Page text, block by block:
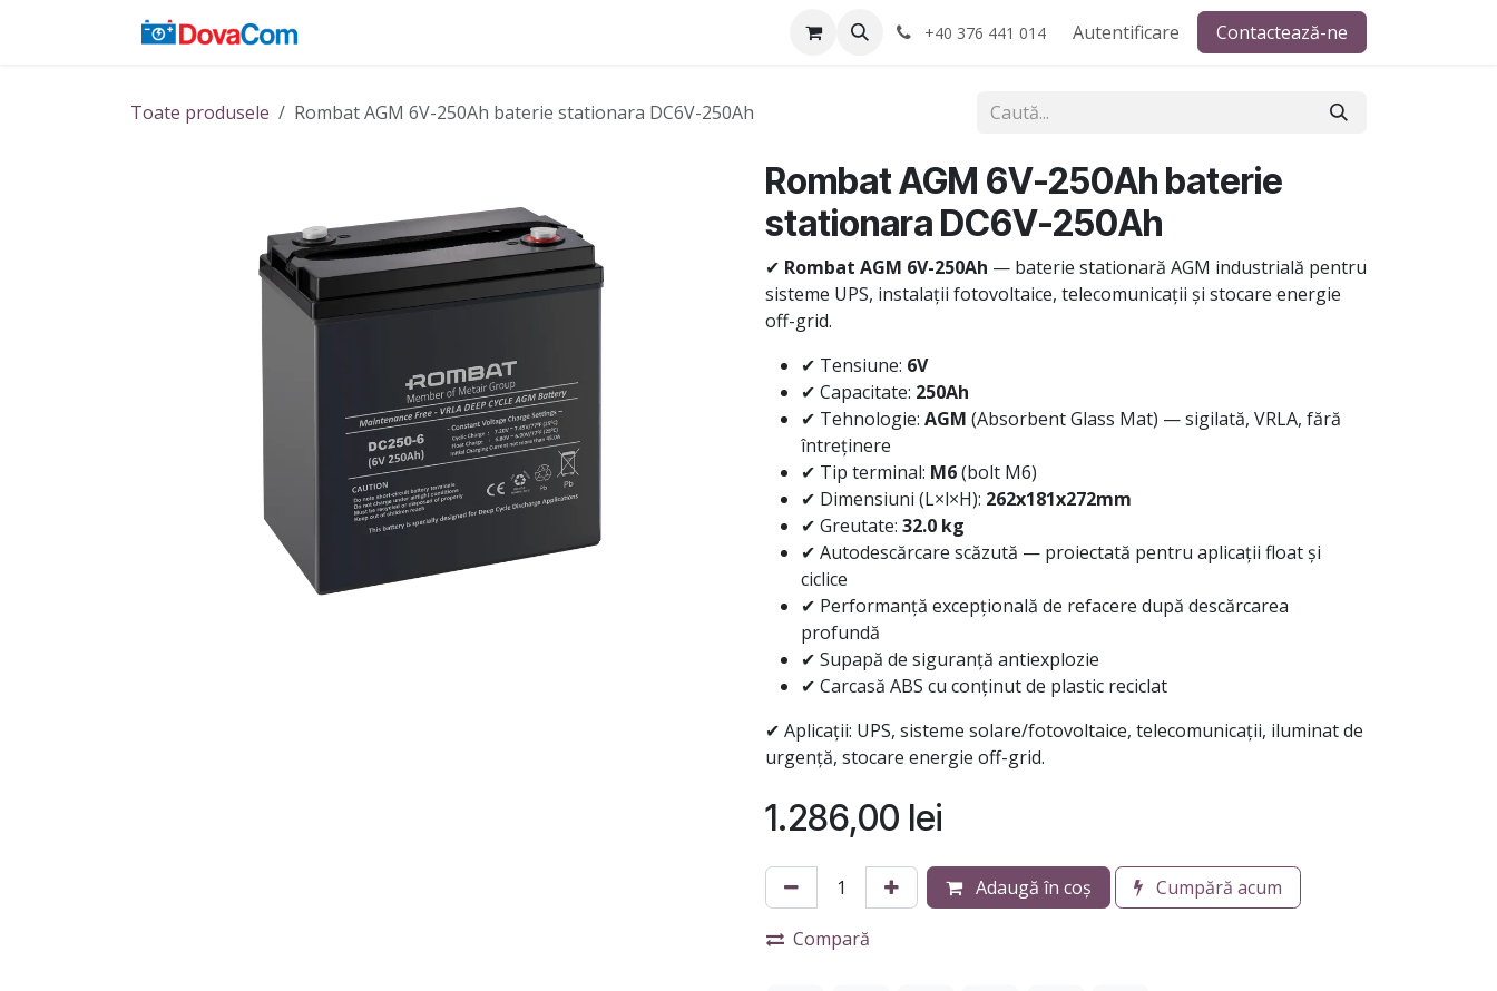
Service-uri montaj +40 376 441 014 Autentificare Contactează-ne
Toate produsele Rombat AGM 6V-250Ah baterie stationara DC6V-250Ah
Rombat AGM 6V-250Ah baterie
stationara DC6V-250Ah
✔ Rombat AGM 6V-250Ah — baterie stationară AGM industrială pentru
sisteme UPS, instalații fotovoltaice, telecomunicații și stocare energie
off-grid.
✔ Tensiune: 6V
✔ Capacitate: 250Ah
✔ Tehnologie: AGM (Absorbent Glass Mat) — sigilată, VRLA, fără
întreținere
✔ Tip terminal: M6(bolt M6)
✔ Dimensiuni (L×l×H): 262x181x272mm
✔ Greutate: 32.0 kg
✔ Autodescărcare scăzută — proiectată pentru aplicații float și
ciclice
✔ Performanță excepțională de refacere după descărcarea
profundă
✔ Supapă de siguranță antiexplozie
✔ Carcasă ABS cu conținut de plastic reciclat
✔ Aplicații: UPS, sisteme solare/fotovoltaice, telecomunicații, iluminat de
urgență, stocare energie off-grid.
1.286,00 lei
Adaugă în coș Cumpără acum
Compară